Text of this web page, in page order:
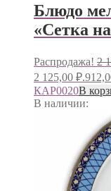
Блюдо
«Сетка
Распродажа! 2
2 125,00 ₽.
КАР0020В
В наличии: